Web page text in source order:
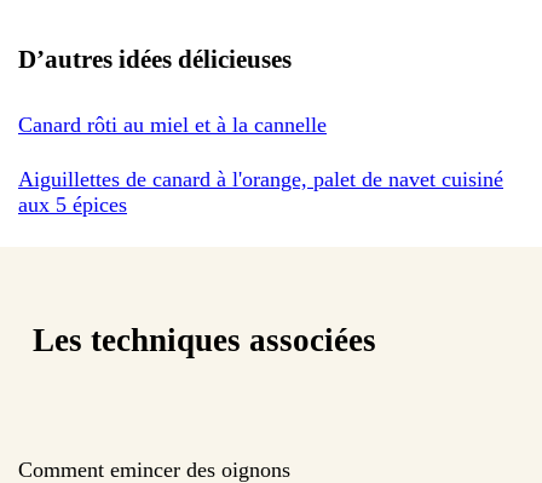
D’autres idées délicieuses
Canard rôti au miel et à la cannelle
Aiguillettes de canard à l'orange, palet de navet cuisiné
aux 5 épices
Les techniques associées
Comment emincer des oignons